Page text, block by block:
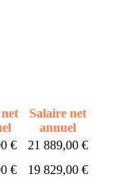
Salaire net
annuel
€
21 889,00 €
€
19 829,00 €